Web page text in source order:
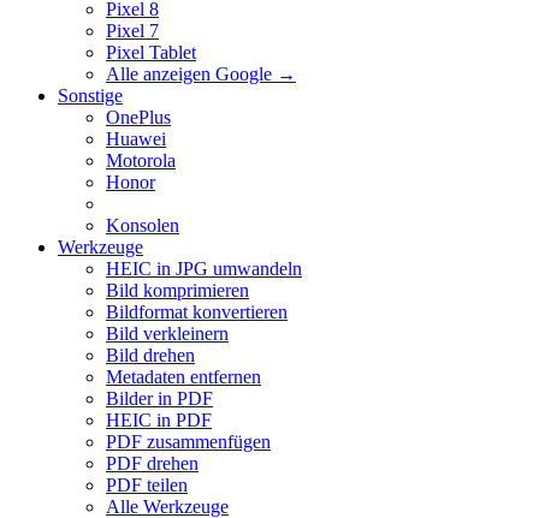
Pixel 8
Pixel 7
Pixel Tablet
Alle anzeigen Google →
Sonstige
OnePlus
Huawei
Motorola
Honor
Konsolen
Werkzeuge
HEIC in JPG umwandeln
Bild komprimieren
Bildformat konvertieren
Bild verkleinern
Bild drehen
Metadaten entfernen
Bilder in PDF
HEIC in PDF
PDF zusammenfügen
PDF drehen
PDF teilen
Alle Werkzeuge